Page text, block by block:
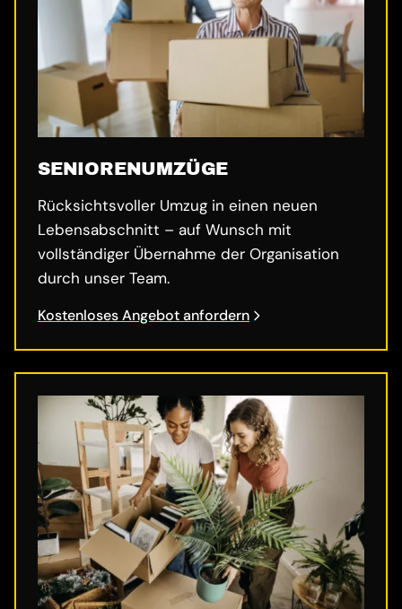
SENIORENUMZÜGE
Rücksichtsvoller Umzug in einen neuen
Lebensabschnitt – auf Wunsch mit
vollständiger Übernahme der Organisation
durch unser Team.
Kostenloses Angebot anfordern